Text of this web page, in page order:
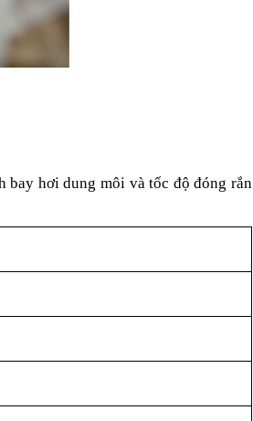
bay hơi dung môi và tốc độ đóng rắn